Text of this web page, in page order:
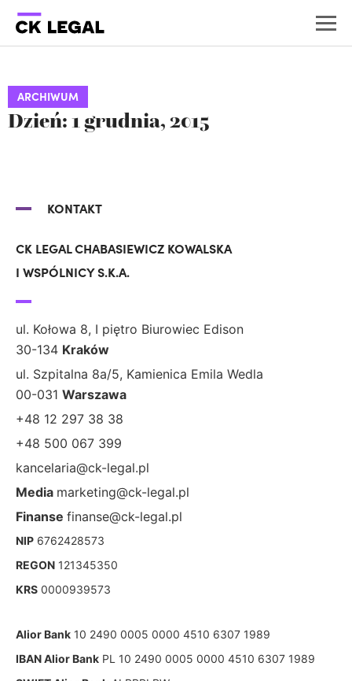
ARCHIWUM
Dzień: 1 grudnia, 2015
KONTAKT
CK LEGAL CHABASIEWICZ KOWALSKA
I WSPÓLNICY S.K.A.
ul. Kołowa 8, I piętro Biurowiec Edison
30-134 Kraków
ul. Szpitalna 8a/5, Kamienica Emila Wedla
00-031 Warszawa
+48 12 297 38 38
+48 500 067 399
kancelaria@ck-legal.pl
Media marketing@ck-legal.pl
Finanse finanse@ck-legal.pl
NIP 6762428573
REGON 121345350
KRS 0000939573
Alior Bank 10 2490 0005 0000 4510 6307 1989
IBAN Alior Bank PL 10 2490 0005 0000 4510 6307 1989